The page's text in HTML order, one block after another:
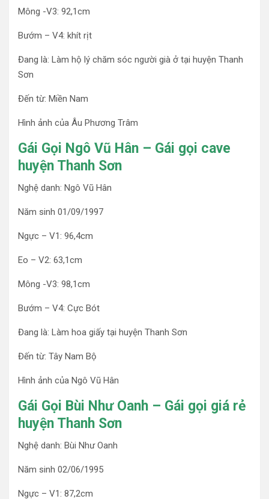
Mông -V3: 92,1cm
Bướm – V4: khít rịt
Đang là: Làm hộ lý chăm sóc người già ở tại huyện Thanh
Sơn
Đến từ: Miền Nam
Hình ảnh của Âu Phương Trâm
Gái Gọi Ngô Vũ Hân – Gái gọi cave
huyện Thanh Sơn
Nghệ danh: Ngô Vũ Hân
Năm sinh 01/09/1997
Ngực – V1: 96,4cm
Eo – V2: 63,1cm
Mông -V3: 98,1cm
Bướm – V4: Cực Bót
Đang là: Làm hoa giấy tại huyện Thanh Sơn
Đến từ: Tây Nam Bộ
Hình ảnh của Ngô Vũ Hân
Gái Gọi Bùi Như Oanh – Gái gọi giá rẻ
huyện Thanh Sơn
Nghệ danh: Bùi Như Oanh
Năm sinh 02/06/1995
Ngực – V1: 87,2cm